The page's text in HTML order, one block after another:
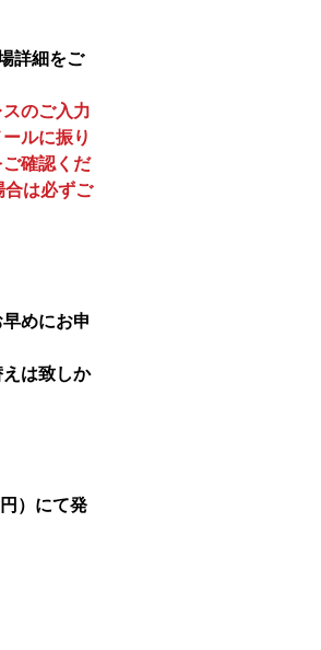
詳細をご
のご入力
ルに振り
確認くだ
合は必ずご
めにお申
は致しか
）にて発